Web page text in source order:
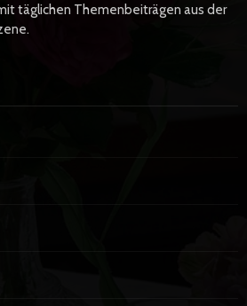
täglichen Themenbeiträgen aus der